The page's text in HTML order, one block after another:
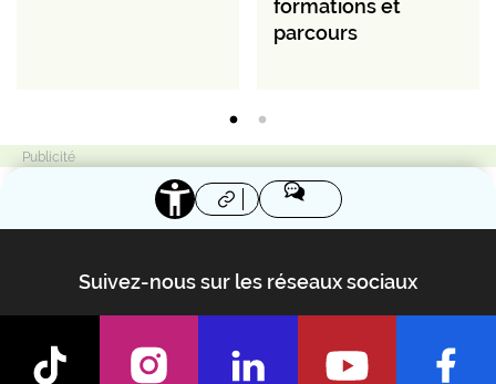
formations et
parcours
Suivez-nous sur les réseaux sociaux